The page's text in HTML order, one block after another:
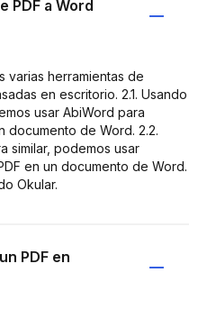
PDF a Word
varias herramientas de
en escritorio. 2.1. Usando
usar AbiWord para
documento de Word. 2.2.
similar, podemos usar
en un documento de Word.
Okular.
PDF en